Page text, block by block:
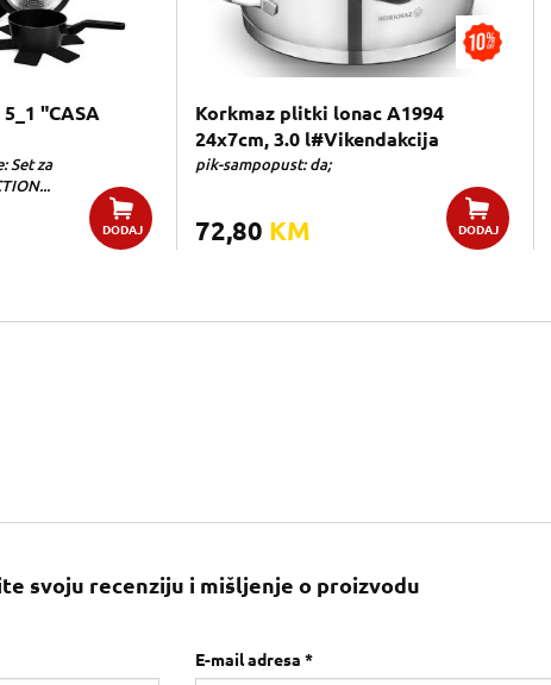
"CASA
Set za
DODAJ
Korkmaz plitki lonac A1994
24x7cm, 3.0 l#Vikendakcija
pik-sampopust: da;
72,80 KM DODAJ
svoju recenziju i mišljenje o proizvodu
E-mail adresa *